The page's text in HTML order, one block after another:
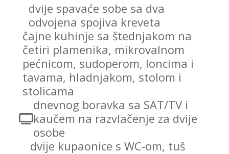
dvije spavaće sobe sa dva
odvojena spojiva kreveta
čajne kuhinje sa štednjakom na
četiri plamenika, mikrovalnom
pećnicom, sudoperom, loncima i
tavama, hladnjakom, stolom i
stolicama
dnevnog boravka sa SAT/TV i
kaučem na razvlačenje za dvije
osobe
dvije kupaonice s WC-om, tuš